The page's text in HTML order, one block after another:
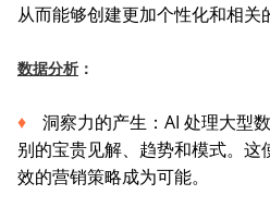
从而能够创建更加个性化和相关
数据分析 ：
洞察力的产生：AI 处理大型
别的宝贵见解、趋势和模式。
效的营销策略成为可能。